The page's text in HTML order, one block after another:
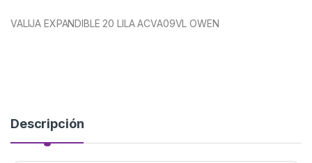
VALIJA EXPANDIBLE 20 LILA ACVA09VL OWEN
Descripción